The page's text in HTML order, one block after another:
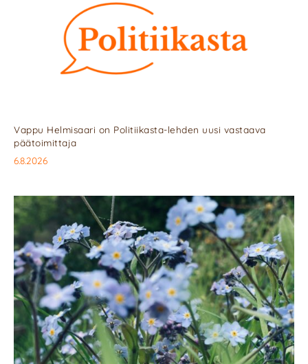
Vappu Helmisaari on Politiikasta-lehden uusi vastaava
päätoimittaja
6.8.2026